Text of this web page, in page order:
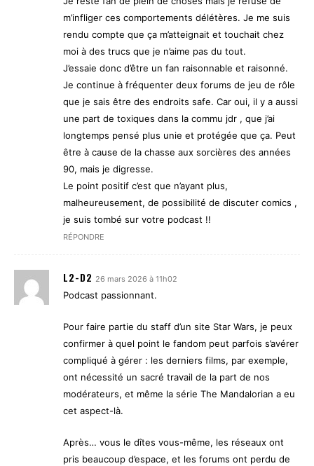
m’infliger ces comportements délétères. Je me suis
rendu compte que ça m’atteignait et touchait chez
moi à des trucs que je n’aime pas du tout.
J’essaie donc d’être un fan raisonnable et raisonné.
Je continue à fréquenter deux forums de jeu de rôle
que je sais être des endroits safe. Car oui, il y a aussi
une part de toxiques dans la commu jdr , que j’ai
longtemps pensé plus unie et protégée que ça. Peut
être à cause de la chasse aux sorcières des années
90, mais je digresse.
Le point positif c’est que n’ayant plus,
malheureusement, de possibilité de discuter comics ,
je suis tombé sur votre podcast !!
RÉPONDRE
L2-D2 26 mars 2026 à 11h02
Podcast passionnant.
Pour faire partie du staff d’un site Star Wars, je peux
confirmer à quel point le fandom peut parfois s’avérer
compliqué à gérer : les derniers films, par exemple,
ont nécessité un sacré travail de la part de nos
modérateurs, et même la série The Mandalorian a eu
cet aspect-là.
Après… vous le dîtes vous-même, les réseaux ont
pris beaucoup d’espace, et les forums ont perdu de